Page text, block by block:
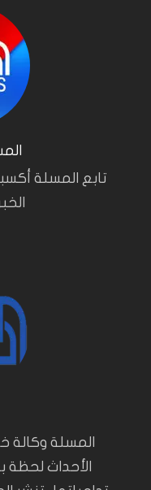
تابع المسلة
المسلة وكالة
الأحداث لحظة